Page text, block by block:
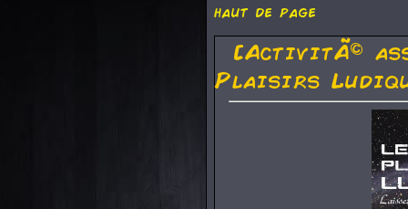
haut de page
[ActivitÃ©
Plaisirs